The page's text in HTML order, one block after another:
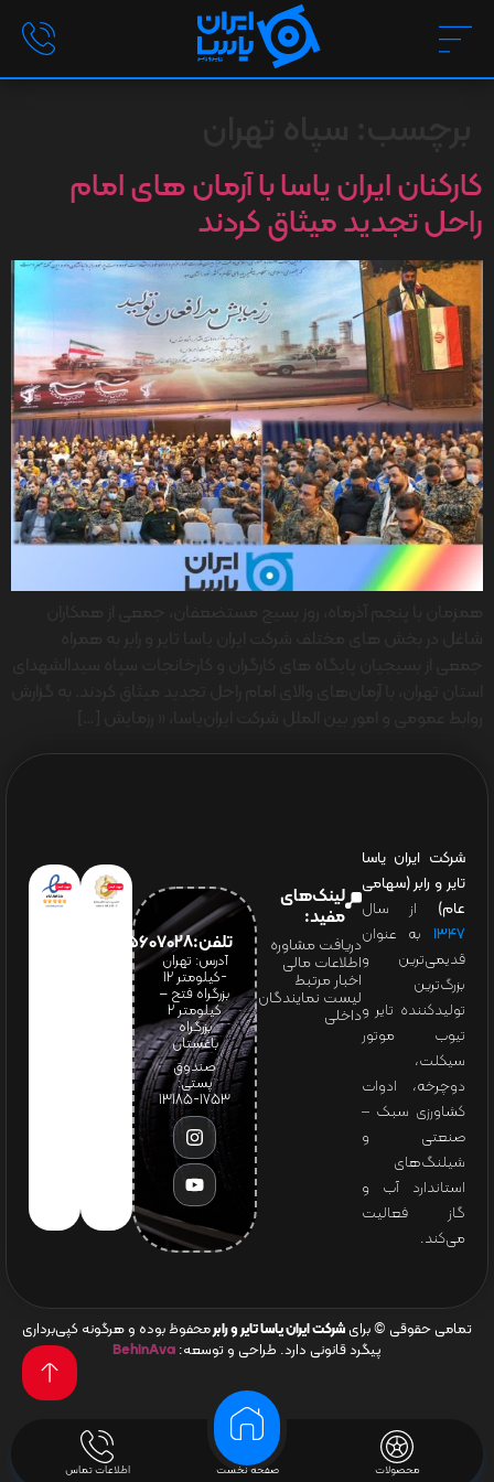
محصولات صفحه نخست اطلاعات تماس
کارکنان ایران یاسا با آرمان های امام
راحل تجدید میثاق کردند
شرکت ایران یاسا
تایر و رابر (سهامی
عام) از سال
۱۳۴۷ به عنوان
قدیمی‌ترین و
بزرگ‌ترین
تولیدکننده تایر و
تیوب موتور
سیکلت،
دوچرخه، ادوات
کشاورزی سبک –
صنعتی و
شیلنگ‌های
استاندارد آب و
گاز فعالیت
می‌کند.
لینک‌های
مفید:
دریافت مشاوره
اطلاعات مالی
اخبار مرتبط
لیست نمایندگان
داخلی
تلفن:65607028(021)
آدرس: تهران
-کیلومتر 12
بزرگراه فتح –
کیلومتر ۲
بزرگراه
باغستان
صندوق
پستی:
1753-13185
تمامی حقوقی © برای شرکت ایران یاسا تایر و رابرمحفوظ بوده و هرگونه کپی‌برداری
پیگرد قانونی دارد. طراحی و توسعه: BehinAva